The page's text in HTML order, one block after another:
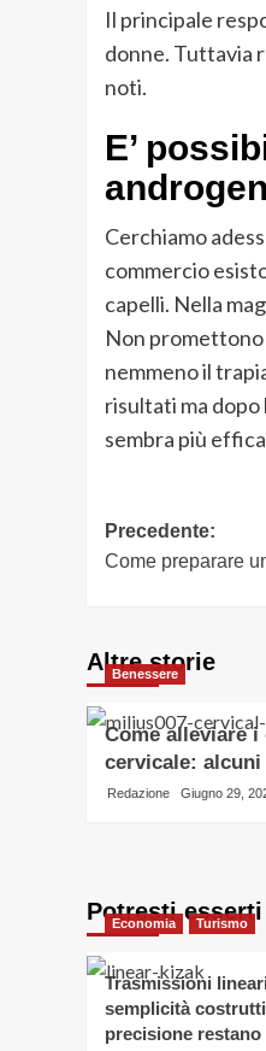
Il principale
donne. Tuttavia
noti.
E’
Cerchiamo
commercio
capelli. Nella
Non promettono
nemmeno il
risultati ma
sembra più
articolo
Precedente:
Come preparare
Altre storie
Benessere
Come alleviare
cervicale:
Redazione Giugno 29,
Potresti
Economia Turismo
Trasmissioni
semplicità
precisione restano